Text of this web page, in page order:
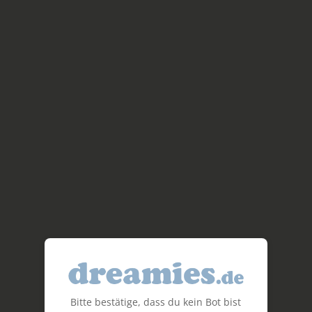
Bitte bestätige, dass du kein Bot bist